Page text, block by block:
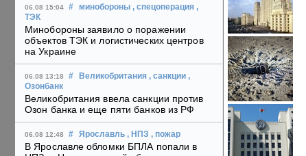
06.08 15:04 # минобороны , спецоперация ,
ТЭК
Минобороны заявило о поражении
объектов ТЭК и логистических центров
на Украине
06.08 13:18 # Великобритания , санкции ,
Озонбанк
Великобритания ввела санкции против
Озон банка и еще пяти банков из РФ
06.08 12:48 # Ярославль , НПЗ , пожар
В Ярославле обломки БПЛА попали в